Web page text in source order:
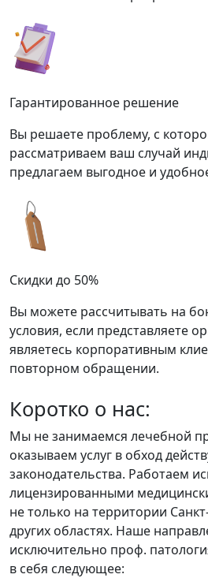
Гарантированное решение
Вы решаете проблему, с
рассматриваем ваш случай
предлагаем выгодное и
Скидки до 50%
Вы можете рассчитывать на
условия, если представляете
являетесь корпоративным
повторном обращении.
Коротко о нас:
Мы не занимаемся лечебной
оказываем услуг в обход
законодательства. Работаем
лицензированными
не только на территории
других областях. Наше
исключительно проф.
в себя следующее: